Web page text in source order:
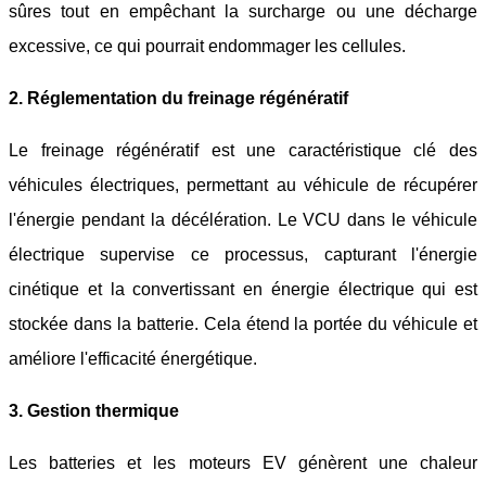
sûres tout en empêchant la surcharge ou une décharge
excessive, ce qui pourrait endommager les cellules.
2. Réglementation du freinage régénératif
Le freinage régénératif est une caractéristique clé des
véhicules électriques, permettant au véhicule de récupérer
l'énergie pendant la décélération. Le VCU dans le véhicule
électrique supervise ce processus, capturant l'énergie
cinétique et la convertissant en énergie électrique qui est
stockée dans la batterie. Cela étend la portée du véhicule et
améliore l'efficacité énergétique.
3. Gestion thermique
Les batteries et les moteurs EV génèrent une chaleur